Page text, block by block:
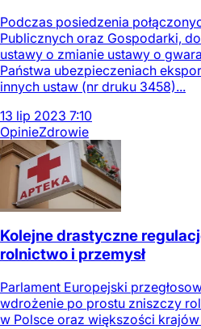
Podczas posiedzenia
Publicznych oraz Gospodarki,
ustawy o zmianie ustawy o
Państwa ubezpieczeniach
innych ustaw (nr druku 3458)...
13 lip 2023 7:10
OpinieZdrowie
Kolejne drastyczne
rolnictwo i przemysł
Parlament Europejski
wdrożenie po prostu zniszczy
w Polsce oraz większości krajów